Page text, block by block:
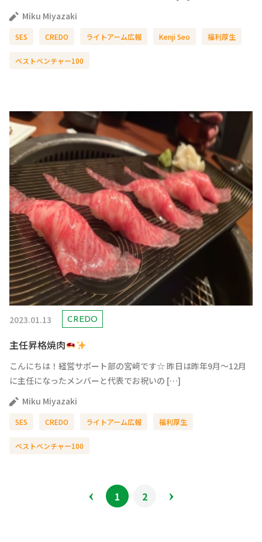
Miku Miyazaki
SES CREDO ライトアーム広報 Kenji Seo 福利厚生
ベストベンチャー100
2023.01.13 CREDO
主任昇格焼肉
こんにちは！経営サポート部の宮﨑です☆ 昨日は昨年9月～12月
に主任になったメンバーと代表でお祝いの […]
Miku Miyazaki
SES CREDO ライトアーム広報 福利厚生
ベストベンチャー100
1 2